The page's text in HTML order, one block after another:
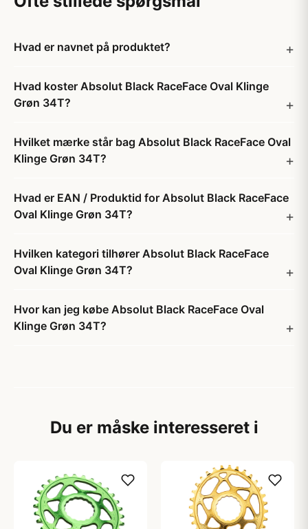
Hvad er navnet på produktet?
Hvad koster Absolut Black RaceFace Oval Klinge
Grøn 34T?
Hvilket mærke står bag Absolut Black RaceFace Oval
Klinge Grøn 34T?
Hvad er EAN / Produktid for Absolut Black RaceFace
Oval Klinge Grøn 34T?
Hvilken kategori tilhører Absolut Black RaceFace
Oval Klinge Grøn 34T?
Hvor kan jeg købe Absolut Black RaceFace Oval
Klinge Grøn 34T?
Du er måske interesseret i